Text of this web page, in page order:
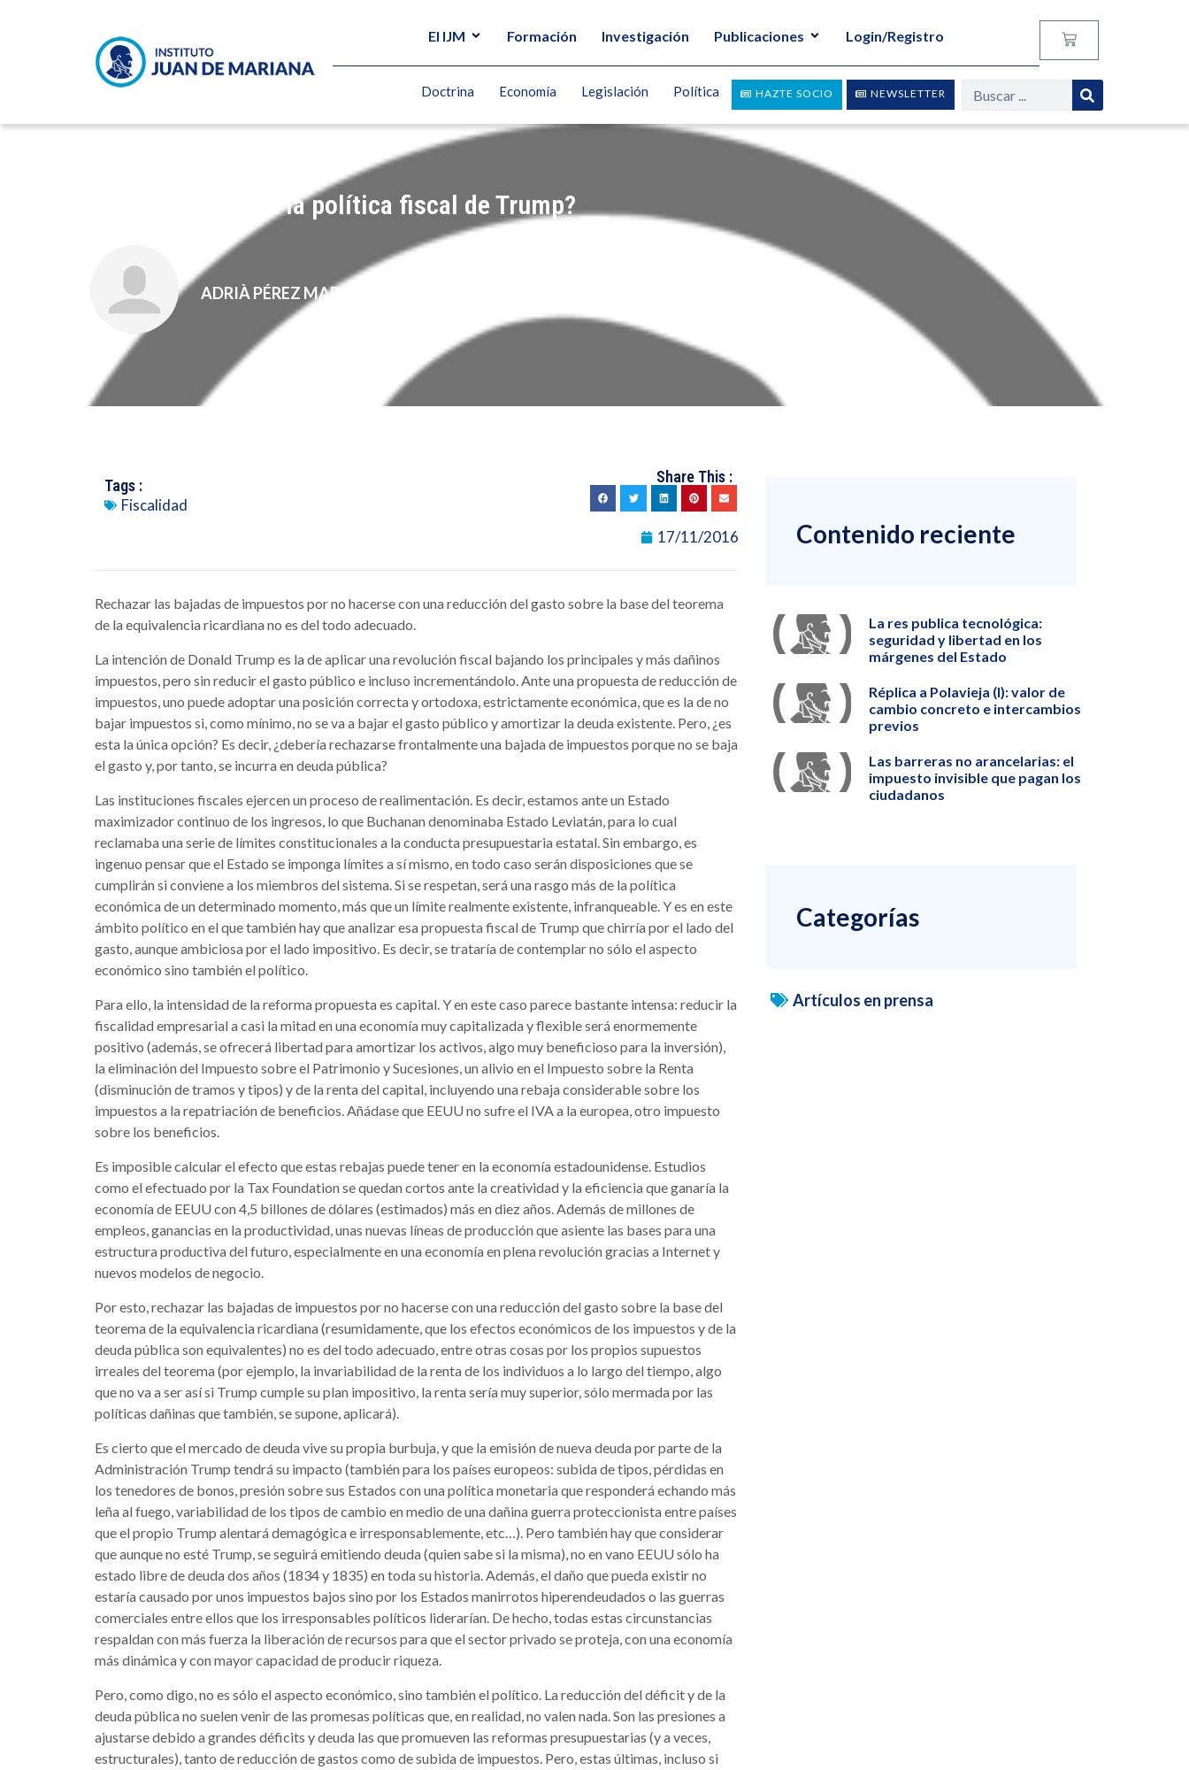
El IJM Formación Investigación Publicaciones Login/Registro
NEWSLETTER
HAZTE SOCIO
Doctrina Economía Legislación Política
¿Será beneficiosa la política fiscal de Trump?
ADRIÀ PÉREZ MARTÍ
Tags :
Fiscalidad
Share This :
17/11/2016
Rechazar las bajadas de impuestos por no hacerse con una reducción del gasto sobre la base del teorema
de la equivalencia ricardiana no es del todo adecuado.
La intención de Donald Trump es la de aplicar una revolución fiscal bajando los principales y más dañinos
impuestos, pero sin reducir el gasto público e incluso incrementándolo. Ante una propuesta de reducción de
impuestos, uno puede adoptar una posición correcta y ortodoxa, estrictamente económica, que es la de no
bajar impuestos si, como mínimo, no se va a bajar el gasto público y amortizar la deuda existente. Pero, ¿es
esta la única opción? Es decir, ¿debería rechazarse frontalmente una bajada de impuestos porque no se baja
el gasto y, por tanto, se incurra en deuda pública?
Las instituciones fiscales ejercen un proceso de realimentación. Es decir, estamos ante un Estado
maximizador continuo de los ingresos, lo que Buchanan denominaba Estado Leviatán, para lo cual
reclamaba una serie de límites constitucionales a la conducta presupuestaria estatal. Sin embargo, es
ingenuo pensar que el Estado se imponga límites a sí mismo, en todo caso serán disposiciones que se
cumplirán si conviene a los miembros del sistema. Si se respetan, será una rasgo más de la política
económica de un determinado momento, más que un límite realmente existente, infranqueable. Y es en este
ámbito político en el que también hay que analizar esa propuesta fiscal de Trump que chirría por el lado del
gasto, aunque ambiciosa por el lado impositivo. Es decir, se trataría de contemplar no sólo el aspecto
económico sino también el político.
Para ello, la intensidad de la reforma propuesta es capital. Y en este caso parece bastante intensa: reducir la
fiscalidad empresarial a casi la mitad en una economía muy capitalizada y flexible será enormemente
positivo (además, se ofrecerá libertad para amortizar los activos, algo muy beneficioso para la inversión),
la eliminación del Impuesto sobre el Patrimonio y Sucesiones, un alivio en el Impuesto sobre la Renta
(disminución de tramos y tipos) y de la renta del capital, incluyendo una rebaja considerable sobre los
impuestos a la repatriación de beneficios. Añádase que EEUU no sufre el IVA a la europea, otro impuesto
sobre los beneficios.
Es imposible calcular el efecto que estas rebajas puede tener en la economía estadounidense. Estudios
como el efectuado por la Tax Foundation se quedan cortos ante la creatividad y la eficiencia que ganaría la
economía de EEUU con 4,5 billones de dólares (estimados) más en diez años. Además de millones de
empleos, ganancias en la productividad, unas nuevas líneas de producción que asiente las bases para una
estructura productiva del futuro, especialmente en una economía en plena revolución gracias a Internet y
nuevos modelos de negocio.
Por esto, rechazar las bajadas de impuestos por no hacerse con una reducción del gasto sobre la base del
teorema de la equivalencia ricardiana (resumidamente, que los efectos económicos de los impuestos y de la
deuda pública son equivalentes) no es del todo adecuado, entre otras cosas por los propios supuestos
irreales del teorema (por ejemplo, la invariabilidad de la renta de los individuos a lo largo del tiempo, algo
que no va a ser así si Trump cumple su plan impositivo, la renta sería muy superior, sólo mermada por las
políticas dañinas que también, se supone, aplicará).
Es cierto que el mercado de deuda vive su propia burbuja, y que la emisión de nueva deuda por parte de la
Administración Trump tendrá su impacto (también para los países europeos: subida de tipos, pérdidas en
los tenedores de bonos, presión sobre sus Estados con una política monetaria que responderá echando más
leña al fuego, variabilidad de los tipos de cambio en medio de una dañina guerra proteccionista entre países
que el propio Trump alentará demagógica e irresponsablemente, etc…). Pero también hay que considerar
que aunque no esté Trump, se seguirá emitiendo deuda (quien sabe si la misma), no en vano EEUU sólo ha
estado libre de deuda dos años (1834 y 1835) en toda su historia. Además, el daño que pueda existir no
estaría causado por unos impuestos bajos sino por los Estados manirrotos hiperendeudados o las guerras
comerciales entre ellos que los irresponsables políticos liderarían. De hecho, todas estas circunstancias
respaldan con más fuerza la liberación de recursos para que el sector privado se proteja, con una economía
más dinámica y con mayor capacidad de producir riqueza.
Pero, como digo, no es sólo el aspecto económico, sino también el político. La reducción del déficit y de la
deuda pública no suelen venir de las promesas políticas que, en realidad, no valen nada. Son las presiones a
ajustarse debido a grandes déficits y deuda las que promueven las reformas presupuestarias (y a veces,
estructurales), tanto de reducción de gastos como de subida de impuestos. Pero, estas últimas, incluso si
Contenido reciente
La res publica tecnológica:
seguridad y libertad en los
márgenes del Estado
Réplica a Polavieja (I): valor de
cambio concreto e intercambios
previos
Las barreras no arancelarias: el
impuesto invisible que pagan los
ciudadanos
Categorías
Artículos en prensa